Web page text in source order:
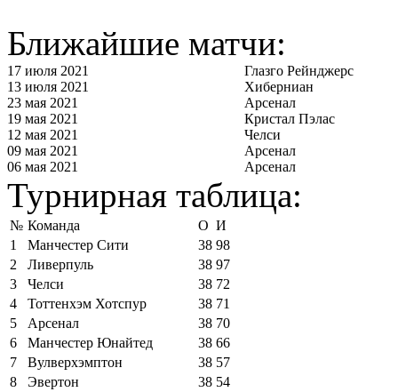
Ближайшие матчи:
17 июля 2021
Глазго Рейнджерс
13 июля 2021
Хиберниан
23 мая 2021
Арсенал
19 мая 2021
Кристал Пэлас
12 мая 2021
Челси
09 мая 2021
Арсенал
06 мая 2021
Арсенал
Турнирная таблица:
№ Команда О И
1
Манчестер Сити 38 98
2
Ливерпуль 38 97
3
Челси 38 72
4
Тоттенхэм Хотспур 38 71
5
Арсенал 38 70
6
Манчестер Юнайтед 38 66
7
Вулверхэмптон 38 57
8
Эвертон 38 54